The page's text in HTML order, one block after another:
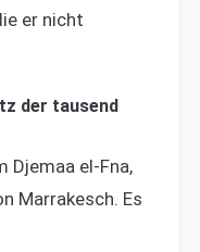
er nicht
der tausend
Djemaa el-Fna,
Marrakesch. Es